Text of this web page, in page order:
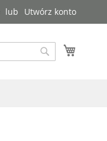
Utwórz konto